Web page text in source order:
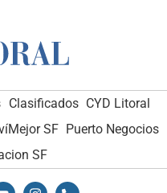
Clasificados CYD Litoral
SF Puerto Negocios
SF